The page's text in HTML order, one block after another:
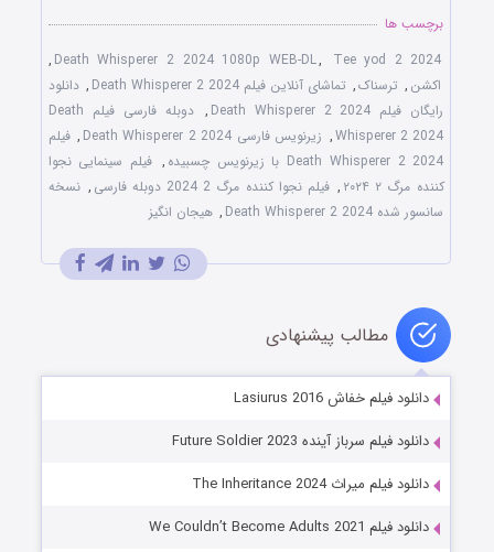
برچسب ها
Death Whisperer 2 2024 1080p WEB-DL, Tee yod 2 2024
,
اکشن , ترسناک, تماشای آنلاین فیلم Death Whisperer 2 2024 , دانلود
رایگان فیلم Death Whisperer 2 2024
,
دوبله فارسی فیلم Death
Whisperer 2 2024
, زیرنویس فارسی Death Whisperer 2 2024 , فیلم
Death Whisperer 2 2024 با زیرنویس چسبیده
, فیلم سینمایی نجوا
کننده مرگ ۲ ۲۰۲۴
, فیلم نجوا کننده مرگ 2 2024 دوبله فارسی , نسخه
سانسور شده Death Whisperer 2 2024
, هیجان انگیز
مطالب پیشنهادی
دانلود فیلم خفاش Lasiurus 2016
دانلود فیلم سرباز آینده Future Soldier 2023
دانلود فیلم میراث The Inheritance 2024
دانلود فیلم We Couldn’t Become Adults 2021